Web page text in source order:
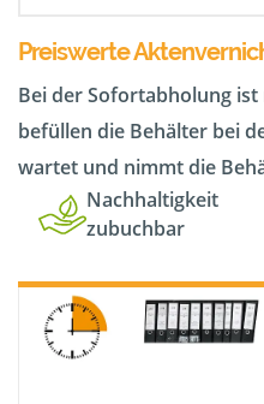
Preiswerte
Bei der Sofortabholung
befüllen die Behälter bei
wartet und nimmt die
Nachhaltigkeit
zubuchbar